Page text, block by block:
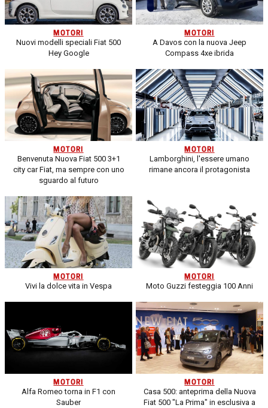
MOTORI
Nuovi modelli speciali Fiat 500
Hey Google
MOTORI
A Davos con la nuova Jeep
Compass 4xe ibrida
MOTORI
Benvenuta Nuova Fiat 500 3+1
city car Fiat, ma sempre con uno
sguardo al futuro
MOTORI
Lamborghini, l'essere umano
rimane ancora il protagonista
MOTORI
Vivi la dolce vita in Vespa
MOTORI
Moto Guzzi festeggia 100 Anni
MOTORI
Alfa Romeo torna in F1 con
Sauber
MOTORI
Casa 500: anteprima della Nuova
Fiat 500 "La Prima" in esclusiva a